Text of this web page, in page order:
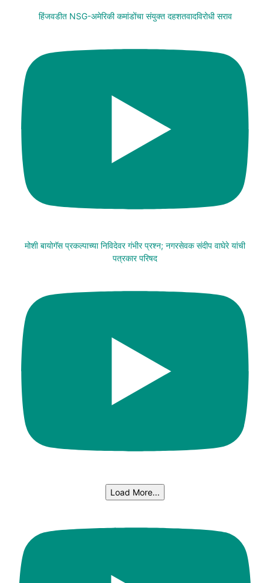
हिंजवडीत NSG-अमेरिकी कमांडोंचा संयुक्त दहशतवादविरोधी सराव
मोशी बायोगॅस प्रकल्पाच्या निविदेवर गंभीर प्रश्न; नगरसेवक संदीप वाघेरे यांची
पत्रकार परिषद
Load More...